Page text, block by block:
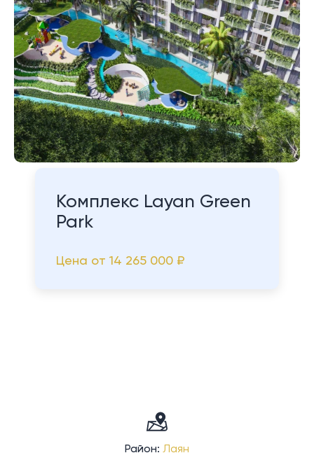
Комплекс Layan Green
Park
Цена от 14 265 000 ₽
Район: Лаян